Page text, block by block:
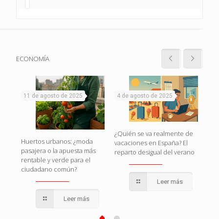
ECONOMÍA
11 de agosto de 2025
Huertos urbanos: ¿moda
pasajera o la apuesta más
rentable y verde para el
ciudadano común?
Leer más
4 de agosto de 2025
¿Quién se va realmente de
vacaciones en España? El
reparto desigual del verano
Leer más